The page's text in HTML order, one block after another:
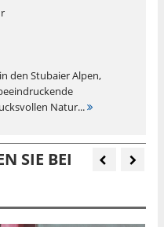
den Stubaier Alpen,
Natur...
SIE BEI